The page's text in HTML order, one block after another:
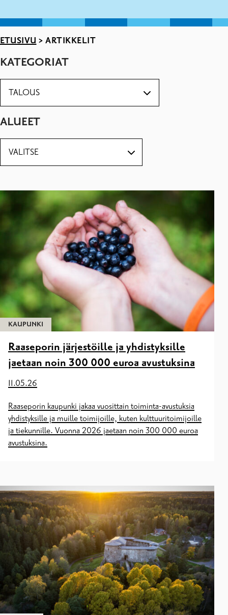
ETUSIVU > ARTIKKELIT
KATEGORIAT
ALUEET
KAUPUNKI
Raaseporin järjestöille ja yhdistyksille
jaetaan noin 300 000 euroa avustuksina
11.05.26
Raaseporin kaupunki jakaa vuosittain toiminta-avustuksia
yhdistyksille ja muille toimijoille, kuten kulttuuritoimijoille
ja tiekunnille. Vuonna 2026 jaetaan noin 300 000 euroa
avustuksina.